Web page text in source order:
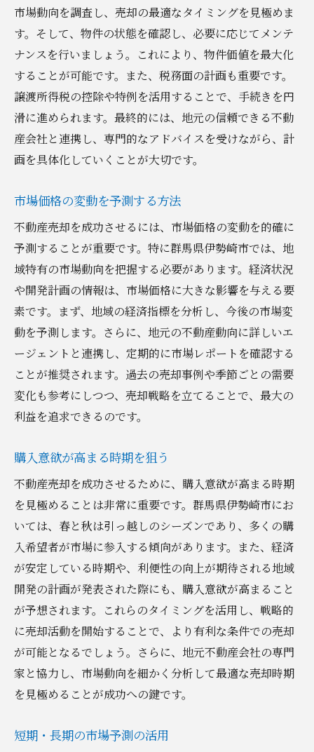
市場動向を調査し、売却の最適なタイミングを見極めま
す。そして、物件の状態を確認し、必要に応じてメンテ
ナンスを行いましょう。これにより、物件価値を最大化
することが可能です。また、税務面の計画も重要です。
譲渡所得税の控除や特例を活用することで、手続きを円
滑に進められます。最終的には、地元の信頼できる不動
産会社と連携し、専門的なアドバイスを受けながら、計
画を具体化していくことが大切です。
市場価格の変動を予測する方法
不動産売却を成功させるには、市場価格の変動を的確に
予測することが重要です。特に群馬県伊勢崎市では、地
域特有の市場動向を把握する必要があります。経済状況
や開発計画の情報は、市場価格に大きな影響を与える要
素です。まず、地域の経済指標を分析し、今後の市場変
動を予測します。さらに、地元の不動産動向に詳しいエ
ージェントと連携し、定期的に市場レポートを確認する
ことが推奨されます。過去の売却事例や季節ごとの需要
変化も参考にしつつ、売却戦略を立てることで、最大の
利益を追求できるのです。
購入意欲が高まる時期を狙う
不動産売却を成功させるために、購入意欲が高まる時期
を見極めることは非常に重要です。群馬県伊勢崎市にお
いては、春と秋は引っ越しのシーズンであり、多くの購
入希望者が市場に参入する傾向があります。また、経済
が安定している時期や、利便性の向上が期待される地域
開発の計画が発表された際にも、購入意欲が高まること
が予想されます。これらのタイミングを活用し、戦略的
に売却活動を開始することで、より有利な条件での売却
が可能となるでしょう。さらに、地元不動産会社の専門
家と協力し、市場動向を細かく分析して最適な売却時期
を見極めることが成功への鍵です。
短期・長期の市場予測の活用